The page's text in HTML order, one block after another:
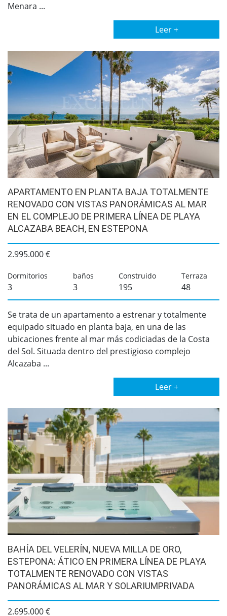
Menara ...
Leer +
APARTAMENTO EN PLANTA BAJA TOTALMENTE
RENOVADO CON VISTAS PANORÁMICAS AL MAR
EN EL COMPLEJO DE PRIMERA LÍNEA DE PLAYA
ALCAZABA BEACH, EN ESTEPONA
2.995.000 €
Dormitorios
3
baños
3
Construido
195
Terraza
48
Se trata de un apartamento a estrenar y totalmente
equipado situado en planta baja, en una de las
ubicaciones frente al mar más codiciadas de la Costa
del Sol. Situada dentro del prestigioso complejo
Alcazaba ...
Leer +
BAHÍA DEL VELERÍN, NUEVA MILLA DE ORO,
ESTEPONA: ÁTICO EN PRIMERA LÍNEA DE PLAYA
TOTALMENTE RENOVADO CON VISTAS
PANORÁMICAS AL MAR Y SOLARIUMPRIVADA
2.695.000 €